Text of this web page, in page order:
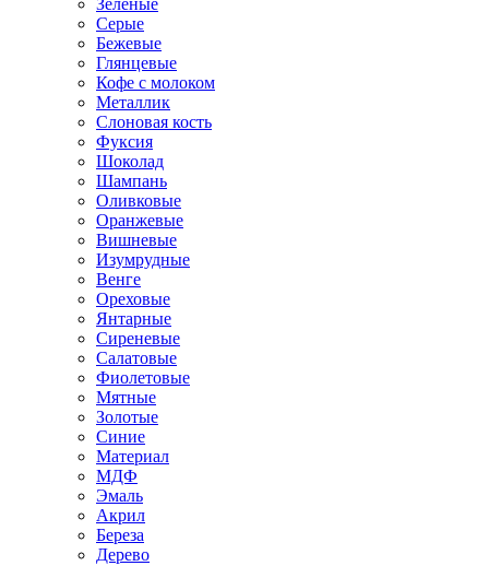
Зеленые
Серые
Бежевые
Глянцевые
Кофе с молоком
Металлик
Слоновая кость
Фуксия
Шоколад
Шампань
Оливковые
Оранжевые
Вишневые
Изумрудные
Венге
Ореховые
Янтарные
Сиреневые
Салатовые
Фиолетовые
Мятные
Золотые
Синие
Материал
МДФ
Эмаль
Акрил
Береза
Дерево